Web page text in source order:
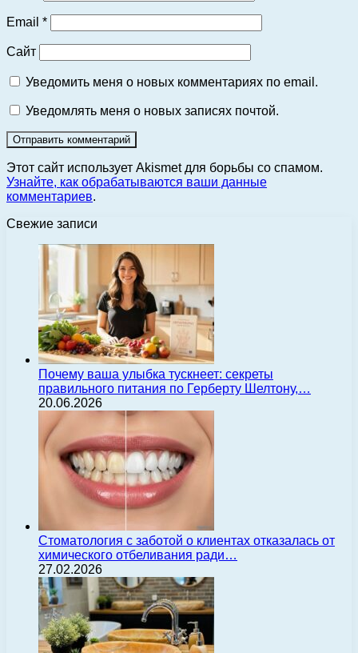
Email *
Сайт
Уведомить меня о новых комментариях по email.
Уведомлять меня о новых записях почтой.
Этот сайт использует Akismet для борьбы со спамом.
Узнайте, как обрабатываются ваши данные
комментариев.
Свежие записи
Почему ваша улыбка тускнеет: секреты
правильного питания по Герберту Шелтону,…
20.06.2026
Стоматология с заботой о клиентах отказалась от
химического отбеливания ради…
27.02.2026